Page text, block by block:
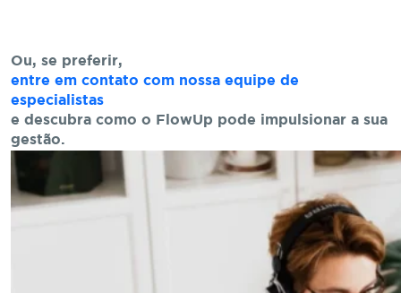
Ou, se preferir,
entre em contato com nossa equipe de
especialistas
e descubra como o FlowUp pode impulsionar a sua
gestão.